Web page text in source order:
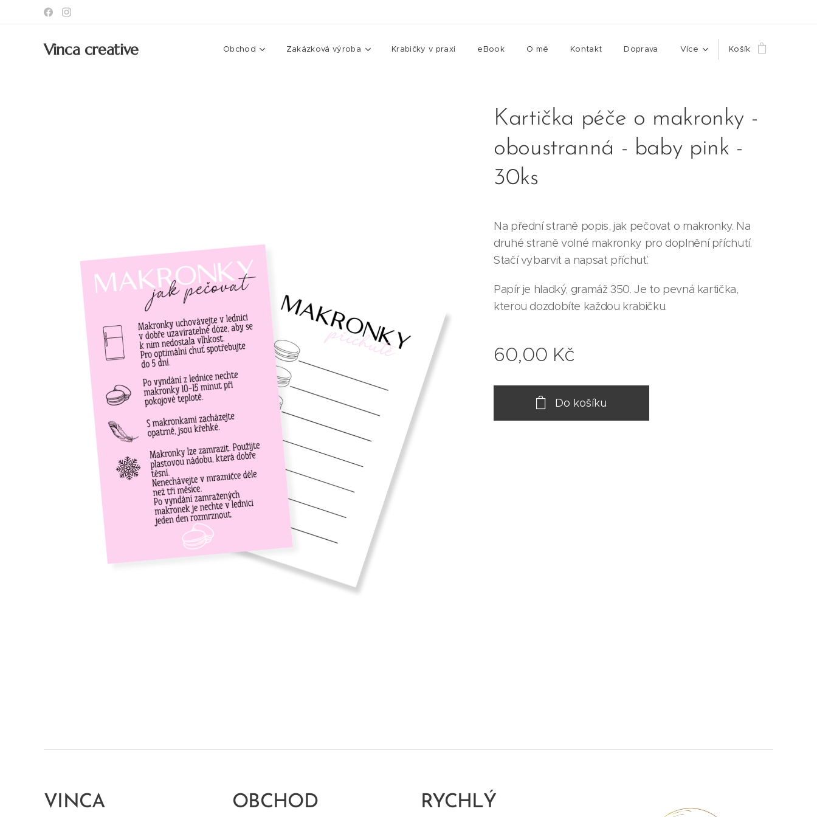
Vinca creative Obchod Zakázková výroba Krabičky v praxi eBook O mě Kontakt Doprava Více Košík
Kartička péče o makronky -
oboustranná - baby pink -
30ks
Na přední straně popis, jak pečovat o makronky. Na
druhé straně volné makronky pro doplnění příchutí.
Stačí vybarvit a napsat příchuť.
Papír je hladký, gramáž 350. Je to pevná kartička,
kterou dozdobíte každou krabičku.
60,00 Kč
Do košíku
VINCA OBCHOD RYCHLÝ